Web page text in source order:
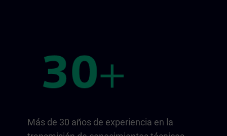
Más de 30 años de experiencia en la